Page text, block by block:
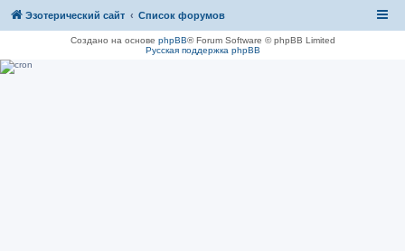
Эзотерический сайт Список форумов
Создано на основе phpBB® Forum Software © phpBB Limited
Русская поддержка phpBB